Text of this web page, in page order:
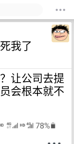
我了
让公司去提
会根本就不